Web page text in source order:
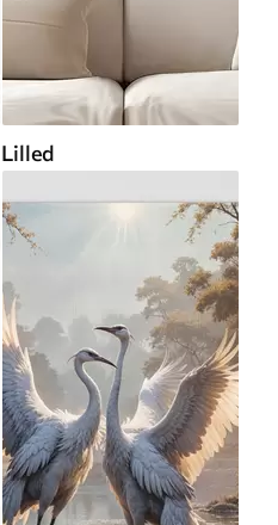
Lilled